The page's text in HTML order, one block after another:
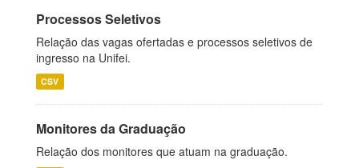
Processos Seletivos
Relação das vagas ofertadas e processos seletivos de
ingresso na Unifei.
CSV
Monitores da Graduação
Relação dos monitores que atuam na graduação.